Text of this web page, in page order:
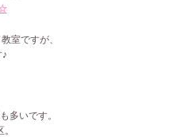
室ですが、
多いです。